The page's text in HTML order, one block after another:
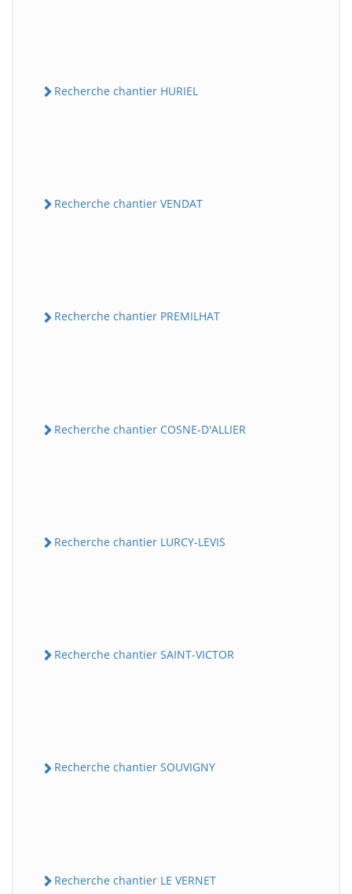
Recherche chantier HURIEL
Recherche chantier VENDAT
Recherche chantier PREMILHAT
Recherche chantier COSNE-D'ALLIER
Recherche chantier LURCY-LEVIS
Recherche chantier SAINT-VICTOR
Recherche chantier SOUVIGNY
Recherche chantier LE VERNET